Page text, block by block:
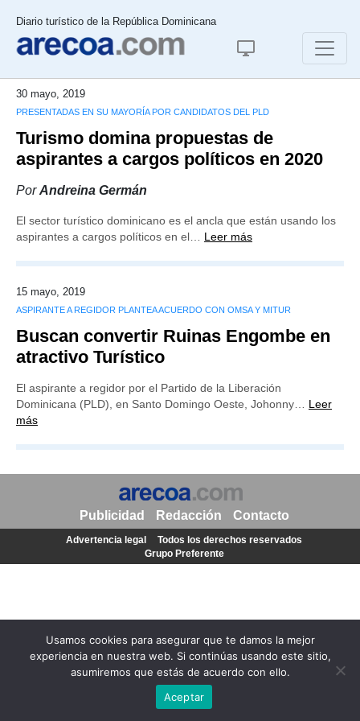
Diario turístico de la República Dominicana
30 mayo, 2019
PRESENTADAS EN SU MAYORÍA POR CANDIDATOS DEL PLD
Turismo domina propuestas de
aspirantes a cargos políticos en 2020
PorAndreina Germán
El sector turístico dominicano es el ancla que están usando los
aspirantes a cargos políticos en el… Leer más
15 mayo, 2019
ASPIRANTE A REGIDOR PLANTEA ACUERDO CON OMSA Y MITUR
Buscan convertir Ruinas Engombe en
atractivo Turístico
El aspirante a regidor por el Partido de la Liberación
Dominicana (PLD), en Santo Domingo Oeste, Johonny… Leer
más
Usamos cookies para asegurar que te damos la mejor
experiencia en nuestra web. Si continúas usando este sitio,
asumiremos que estás de acuerdo con ello.
Aceptar
Publicidad Redacción Contacto
Advertencia legal
Todos los derechos reservados
Grupo Preferente